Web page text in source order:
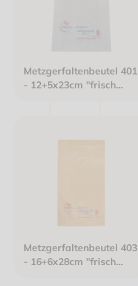
Metzgerfaltenbeutel 401
- 12+5x23cm "frisch
Metzgerfaltenbeutel 403
- 16+6x28cm "frisch